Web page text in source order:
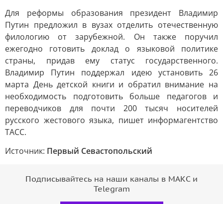
Для реформы образования президент Владимир
Путин предложил в вузах отделить отечественную
филологию от зарубежной. Он также поручил
ежегодно готовить доклад о языковой политике
страны, придав ему статус государственного.
Владимир Путин поддержал идею установить 26
марта День детской книги и обратил внимание на
необходимость подготовить больше педагогов и
переводчиков для почти 200 тысяч носителей
русского жестового языка, пишет информагентство
ТАСС.
Источник: Первый Севастопольский
Подписывайтесь на наши каналы в МАКС и
Telegram